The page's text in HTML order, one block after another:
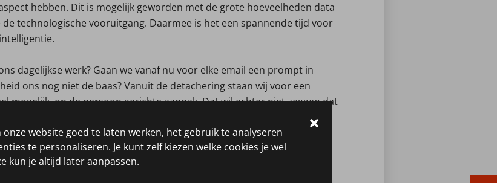
hebben. Dit is mogelijk geworden met de grote hoeveelheden data
technologische vooruitgang. Daarmee is het een spannende tijd voor
dagelijkse werk? Gaan we vanaf nu voor elke email een prompt in
ons nog niet de baas? Vanuit de detachering staan wij voor een
mogelijk, op de persoon gerichte aanpak. Dat wil echter niet zeggen dat
niet kan verbeteren. Denk maar eens aan het suggereren van
niet aan hebt gedacht. Of patronen ontdekken in de lengte van
hoe loyaal een werknemer is aan een bedrijf. Een kleine
aanvulling is.
website goed te laten werken, het gebruik te analyseren
te personaliseren. Je kunt zelf kiezen welke cookies je wel
kun je altijd later aanpassen.